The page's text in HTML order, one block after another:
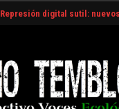
Represión digital sutil: